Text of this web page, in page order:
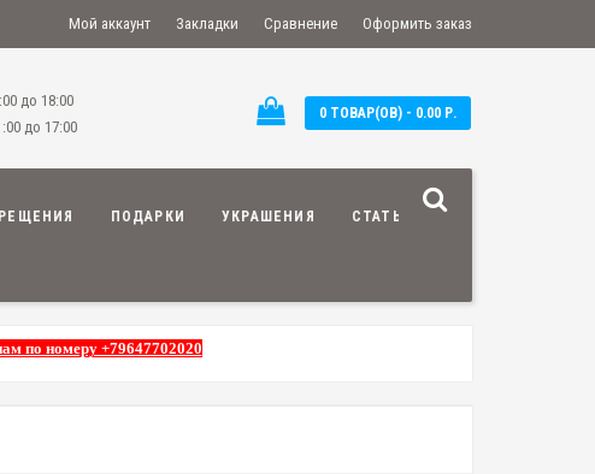
Мой аккаунт Закладки Сравнение Оформить заказ
до 18:00
до 17:00
0 ТОВАР(ОВ) - 0.00 Р.
ПОДАРКИ УКРАШЕНИЯ СТАТЬИ
по номеру +79647702020